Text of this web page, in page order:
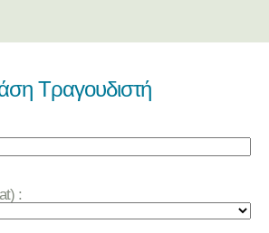
Τραγουδιστή
: